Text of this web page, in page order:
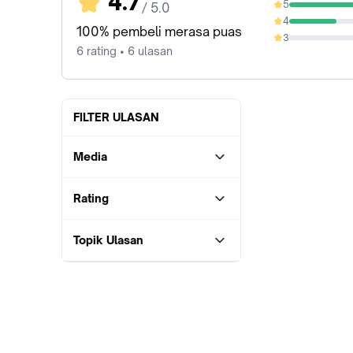
/ 5.0
100% pembeli merasa puas
6 rating • 6 ulasan
5
66.67%
4
33.33%
3
0%
FILTER ULASAN
Media
Rating
Topik Ulasan